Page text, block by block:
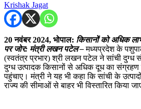
Krishak Jagat
20 नवंबर 2024, भोपाल: किसानों को अधिक
पर जोर: मंत्री लखन पटेल –मध्यप्रदेश के
(स्वतंत्र प्रभार) श्री लखन पटेल ने सांची दुग्ध
दुग्ध उत्पादक किसानों से अधिक दूध का
पहुंचाए। मंत्री ने यह भी कहा कि सांची के
राज्य की सीमाओं से बाहर भी विस्तारित किया